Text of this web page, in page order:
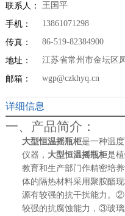
联系人： 王国平
手机： 13861071298
传真： 86-519-82384900
地址： 江苏省常州市金坛区
邮箱： wgp@czkhyq.cn
详细信息
一、产品简介：
大型恒温摇瓶柜是一种温
仪器， 大型恒温摇瓶柜是
教育和生产部门作精密培
体的隔热材料采用聚胺酯
源有较强的抗干扰能力。
较强的抗腐蚀能力，③玻